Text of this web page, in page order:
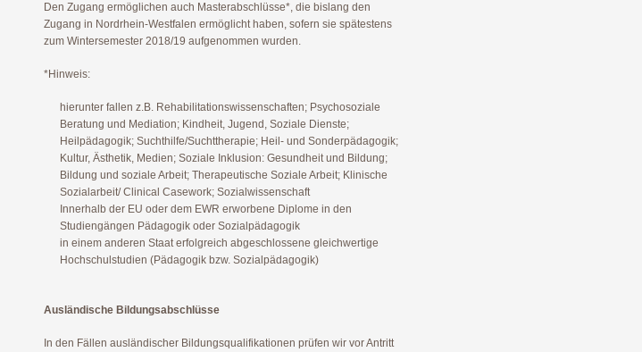
Den Zugang ermöglichen auch Masterabschlüsse*, die bislang den
Zugang in Nordrhein-Westfalen ermöglicht haben, sofern sie spätestens
zum Wintersemester 2018/19 aufgenommen wurden.
*Hinweis:
hierunter fallen z.B. Rehabilitationswissenschaften; Psychosoziale
Beratung und Mediation; Kindheit, Jugend, Soziale Dienste;
Heilpädagogik; Suchthilfe/Suchttherapie; Heil- und Sonderpädagogik;
Kultur, Ästhetik, Medien; Soziale Inklusion: Gesundheit und Bildung;
Bildung und soziale Arbeit; Therapeutische Soziale Arbeit; Klinische
Sozialarbeit/ Clinical Casework; Sozialwissenschaft
Innerhalb der EU oder dem EWR erworbene Diplome in den
Studiengängen Pädagogik oder Sozialpädagogik
in einem anderen Staat erfolgreich abgeschlossene gleichwertige
Hochschulstudien (Pädagogik bzw. Sozialpädagogik)
Ausländische Bildungsabschlüsse
In den Fällen ausländischer Bildungsqualifikationen prüfen wir vor Antritt